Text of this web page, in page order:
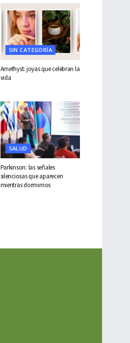
SIN CATEGORÍA
Amethyst: joyas que celebran la
vida
SALUD
Parkinson: las señales
silenciosas que aparecen
mientras dormimos